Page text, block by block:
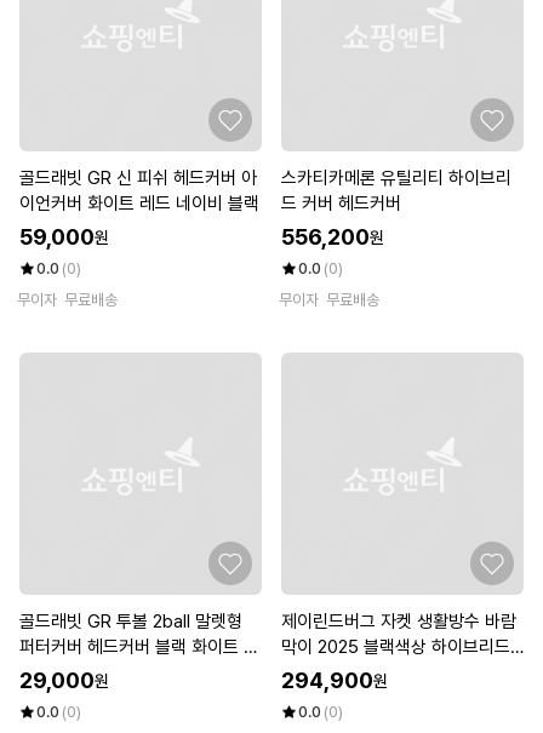
골드래빗 GR 신 피쉬 헤드커버 아
이언커버 화이트 레드 네이비 블랙
59,000원
0.0 (0)
무이자 무료배송
스카티카메론 유틸리티 하이브리
드 커버 헤드커버
556,200원
0.0 (0)
무이자 무료배송
골드래빗 GR 투볼 2ball 말렛형
퍼터커버 헤드커버 블랙 화이트 외
6가지모델
29,000원
0.0 (0)
제이린드버그 자켓 생활방수 바람
막이 2025 블랙색상 하이브리드
골프 재킷 kv
294,900원
0.0 (0)